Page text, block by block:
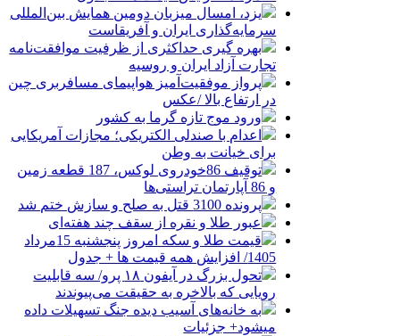
یزد، امسال میزبان دومین همایش بین‌المللی
سرمایه‌گذاری ایران و آفریقاست
بهره گیری حداکثری از ظرفیت موافقت‌نامه
تجارت آزاد ایران و روسیه
پرواز موفقیت‌آمیز هواپیمای مسافربری چین
در ارتفاع بالا /عکس
ورود موج تازه گرما به کشور
اعدام با صندلی الکتریکی؛ مجازات آمریکایی
برای خیانت به وطن
توقیف 86خودروی لوکس، 187 قطعه زمین
و 86 آپارتمان تراستی‌ها
پرونده 3100 قتل به صلح و سازش ختم شد
عبور طلا و نقره از سقف چند هفته‌ای
قیمت طلا و سکه امروز پنجشنبه 15مرداد
1405/ افزایش همه قیمت ها + جدول
تحول بزرگ در آیفون ۱۸ پرو/ سه قابلیت
رویایی که بالاخره به حقیقت می‌پیوندند
به خانه‌های آسیب دیده جنگ تسهیلات داده
میشود+ جزئیات